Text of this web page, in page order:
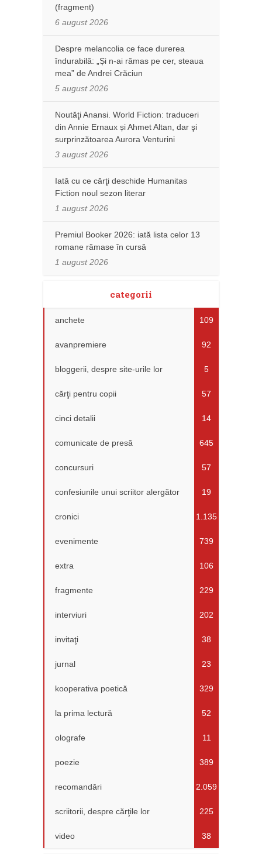
(fragment)
6 august 2026
Despre melancolia ce face durerea
îndurabilă: „Și n-ai rămas pe cer, steaua
mea” de Andrei Crăciun
5 august 2026
Noutăţi Anansi. World Fiction: traduceri
din Annie Ernaux și Ahmet Altan, dar şi
surprinzătoarea Aurora Venturini
3 august 2026
Iată cu ce cărţi deschide Humanitas
Fiction noul sezon literar
1 august 2026
Premiul Booker 2026: iată lista celor 13
romane rămase în cursă
1 august 2026
categorii
anchete 109
avanpremiere 92
bloggerii, despre site-urile lor 5
cărţi pentru copii 57
cinci detalii 14
comunicate de presă 645
concursuri 57
confesiunile unui scriitor alergător 19
cronici 1.135
evenimente 739
extra 106
fragmente 229
interviuri 202
invitaţi 38
jurnal 23
kooperativa poetică 329
la prima lectură 52
olografe 11
poezie 389
recomandări 2.059
scriitorii, despre cărţile lor 225
video 38